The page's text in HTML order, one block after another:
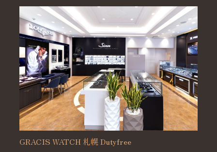
GRACIS WATCH 札幌 Dutyfree